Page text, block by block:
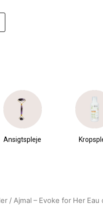
Ansigtspleje
/ Ajmal – Evoke for Her Eau